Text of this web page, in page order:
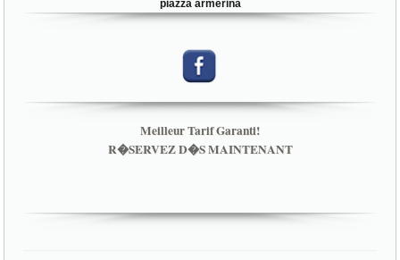
R�SERVEZ D�S MAINTENANT